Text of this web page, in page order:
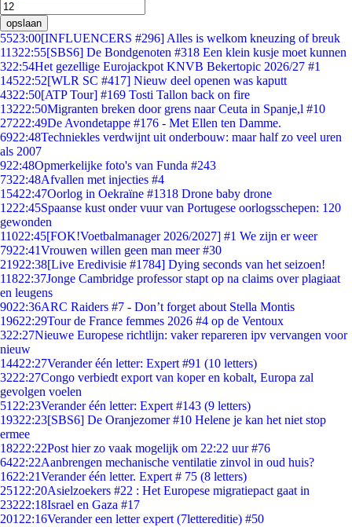
opslaan
5523:00[INFLUENCERS #296] Alles is welkom kneuzing of breuk
11322:55[SBS6] De Bondgenoten #318 Een klein kusje moet kunnen
322:54Het gezellige Eurojackpot KNVB Bekertopic 2026/27 #1
14522:52[WLR SC #417] Nieuw deel openen was kaputt
4322:50[ATP Tour] #169 Tosti Tallon back on fire
13222:50Migranten breken door grens naar Ceuta in Spanje,l #10
27222:49De Avondetappe #176 - Met Ellen ten Damme.
6922:48Techniekles verdwijnt uit onderbouw: maar half zo veel uren
als 2007
922:48Opmerkelijke foto's van Funda #243
7322:48Afvallen met injecties #4
15422:47Oorlog in Oekraïne #1318 Drone baby drone
1222:45Spaanse kust onder vuur van Portugese oorlogsschepen: 120
gewonden
11022:45[FOK!Voetbalmanager 2026/2027] #1 We zijn er weer
7922:41Vrouwen willen geen man meer #30
21922:38[Live Eredivisie #1784] Dying seconds van het seizoen!
11822:37Jonge Cambridge professor stapt op na claims over plagiaat
en leugens
9022:36ARC Raiders #7 - Don’t forget about Stella Montis
19622:29Tour de France femmes 2026 #4 op de Ventoux
322:27Nieuwe Europese richtlijn: vaker repareren ipv vervangen voor
nieuw
14422:27Verander één letter: Expert #91 (10 letters)
3222:27Congo verbiedt export van koper en kobalt, Europa zal
gevolgen voelen
51 22:23Verander één letter: Expert #143 (9 letters)
19322:23[SBS6] De Oranjezomer #10 Helene je kan het niet stop
ermee
18222:22Post hier zo vaak mogelijk om 22:22 uur #76
6422:22Aanbrengen mechanische ventilatie zinvol in oud huis?
1622:21Verander één letter. Expert # 75 (8 letters)
251 22:20Asielzoekers #22 : Het Europese migratiepact gaat in
23222:18Israel en Gaza #17
201 22:16Verander een letter expert (7lettereditie) #50